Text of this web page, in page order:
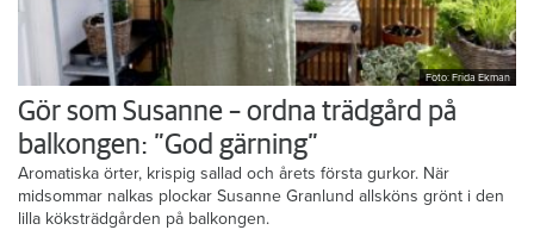
Foto: Frida Ekman
Gör som Susanne – ordna trädgård på
balkongen: ”God gärning”
Aromatiska örter, krispig sallad och årets första gurkor. När
midsommar nalkas plockar Susanne Granlund allsköns grönt i den
lilla köksträdgården på balkongen.